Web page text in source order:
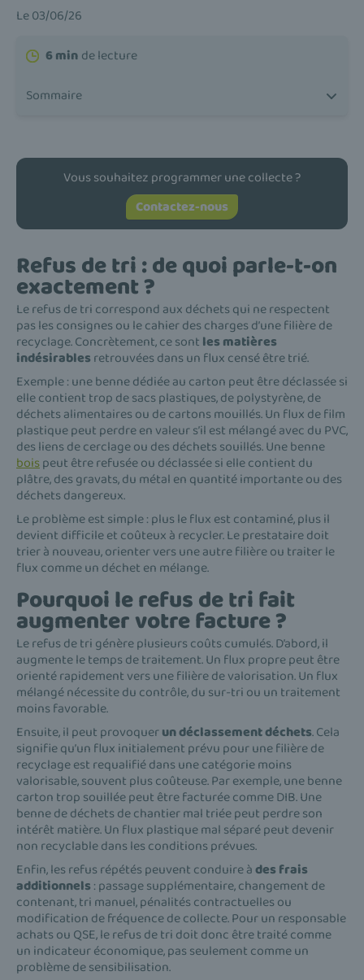
Le 03/06/26
6 min de lecture
Sommaire
Vous souhaitez programmer une collecte ?
Contactez-nous
Refus de tri : de quoi parle-t-on
exactement ?
Le refus de tri correspond aux déchets qui ne respectent
pas les consignes ou le cahier des charges d’une filière de
recyclage. Concrètement, ce sont les matières
indésirables retrouvées dans un flux censé être trié.
Exemple : une benne dédiée au carton peut être déclassée si
elle contient trop de sacs plastiques, de polystyrène, de
déchets alimentaires ou de cartons mouillés. Un flux de film
plastique peut perdre en valeur s’il est mélangé avec du PVC,
des liens de cerclage ou des déchets souillés. Une benne
boispeut être refusée ou déclassée si elle contient du
plâtre, des gravats, du métal en quantité importante ou des
déchets dangereux.
Le problème est simple : plus le flux est contaminé, plus il
devient difficile et coûteux à recycler. Le prestataire doit
trier à nouveau, orienter vers une autre filière ou traiter le
flux comme un déchet en mélange.
Pourquoi le refus de tri fait
augmenter votre facture ?
Le refus de tri génère plusieurs coûts cumulés. D’abord, il
augmente le temps de traitement. Un flux propre peut être
orienté rapidement vers une filière de valorisation. Un flux
mélangé nécessite du contrôle, du sur-tri ou un traitement
moins favorable.
Ensuite, il peut provoquerun déclassement déchets. Cela
signifie qu’un flux initialement prévu pour une filière de
recyclage est requalifié dans une catégorie moins
valorisable, souvent plus coûteuse. Par exemple, une benne
carton trop souillée peut être facturée comme DIB. Une
benne de déchets de chantier mal triée peut perdre son
intérêt matière. Un flux plastique mal séparé peut devenir
non recyclable dans les conditions prévues.
Enfin, les refus répétés peuvent conduire àdes frais
additionnels : passage supplémentaire, changement de
contenant, tri manuel, pénalités contractuelles ou
modification de fréquence de collecte. Pour un responsable
achats ou QSE, le refus de tri doit donc être traité comme
un indicateur économique, pas seulement comme un
problème de sensibilisation.